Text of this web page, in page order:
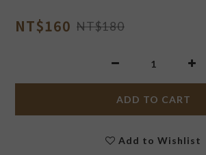
NT$160 NT$180
ADD TO CART
Add to Wishlist